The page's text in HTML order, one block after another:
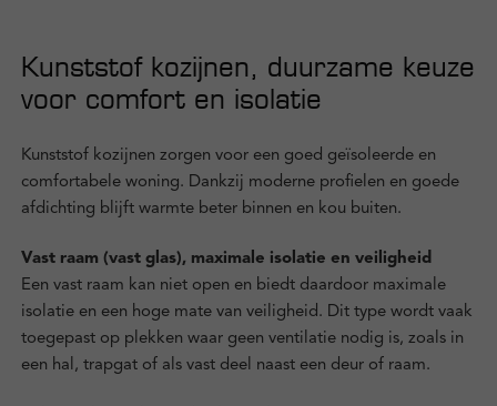
Kunststof kozijnen, duurzame keuze
voor comfort en isolatie
Kunststof kozijnen zorgen voor een goed geïsoleerde en
comfortabele woning. Dankzij moderne profielen en goede
afdichting blijft warmte beter binnen en kou buiten.
Vast raam (vast glas), maximale isolatie en veiligheid
Een vast raam kan niet open en biedt daardoor maximale
isolatie en een hoge mate van veiligheid. Dit type wordt vaak
toegepast op plekken waar geen ventilatie nodig is, zoals in
een hal, trapgat of als vast deel naast een deur of raam.